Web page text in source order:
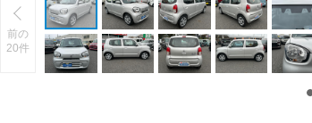
前の
20件